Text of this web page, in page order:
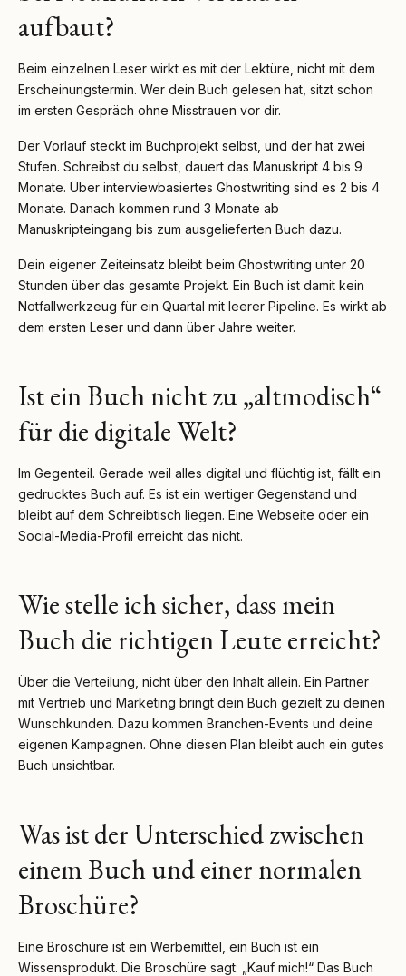
aufbaut?
Beim einzelnen Leser wirkt es mit der Lektüre, nicht mit dem
Erscheinungstermin. Wer dein Buch gelesen hat, sitzt schon
im ersten Gespräch ohne Misstrauen vor dir.
Der Vorlauf steckt im Buchprojekt selbst, und der hat zwei
Stufen. Schreibst du selbst, dauert das Manuskript 4 bis 9
Monate. Über interviewbasiertes Ghostwriting sind es 2 bis 4
Monate. Danach kommen rund 3 Monate ab
Manuskripteingang bis zum ausgelieferten Buch dazu.
Dein eigener Zeiteinsatz bleibt beim Ghostwriting unter 20
Stunden über das gesamte Projekt. Ein Buch ist damit kein
Notfallwerkzeug für ein Quartal mit leerer Pipeline. Es wirkt ab
dem ersten Leser und dann über Jahre weiter.
Ist ein Buch nicht zu „altmodisch“
für die digitale Welt?
Im Gegenteil. Gerade weil alles digital und flüchtig ist, fällt ein
gedrucktes Buch auf. Es ist ein wertiger Gegenstand und
bleibt auf dem Schreibtisch liegen. Eine Webseite oder ein
Social-Media-Profil erreicht das nicht.
Wie stelle ich sicher, dass mein
Buch die richtigen Leute erreicht?
Über die Verteilung, nicht über den Inhalt allein. Ein Partner
mit Vertrieb und Marketing bringt dein Buch gezielt zu deinen
Wunschkunden. Dazu kommen Branchen-Events und deine
eigenen Kampagnen. Ohne diesen Plan bleibt auch ein gutes
Buch unsichtbar.
Was ist der Unterschied zwischen
einem Buch und einer normalen
Broschüre?
Eine Broschüre ist ein Werbemittel, ein Buch ist ein
Wissensprodukt. Die Broschüre sagt: „Kauf mich!“ Das Buch